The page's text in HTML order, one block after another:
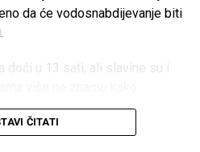
da će vodosnabdijevanje biti
.
doći u 13 sati, ali slavine su i
u domaćinstvu”, navodi
ČITATI